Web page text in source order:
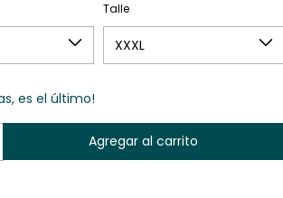
Talle
es el último!